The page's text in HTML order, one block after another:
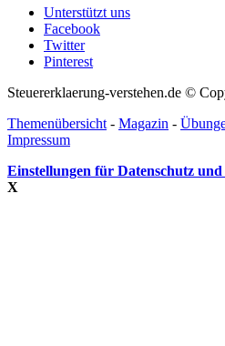
Unterstützt uns
Facebook
Twitter
Pinterest
Steuererklaerung-verstehen.de ©
Themenübersicht - Magazin -
Impressum
Einstellungen für Datenschutz und
X